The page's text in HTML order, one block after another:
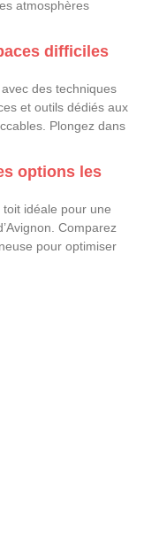
atmosphères
difficiles
des techniques
et outils dédiés aux
Plongez dans
options les
idéale pour une
Comparez
pour optimiser